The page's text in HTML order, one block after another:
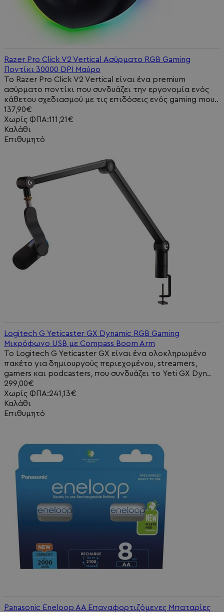
Razer Pro Click V2 Vertical Ασύρματο RGB Gaming
Ποντίκι 30000 DPI Μαύρο
Το Razer Pro Click V2 Vertical είναι ένα premium
ασύρματο ποντίκι που συνδυάζει την εργονομία ενός
κάθετου σχεδιασμού με τις επιδόσεις ενός gaming mou..
137,90€
Χωρίς ΦΠΑ:111,21€
Καλάθι
Επιθυμητό
Logitech G Yeticaster GX Dynamic RGB Gaming
Μικρόφωνο USB με Compass Boom Arm
Το Logitech G Yeticaster GX είναι ένα ολοκληρωμένο
πακέτο για δημιουργούς περιεχομένου, streamers,
gamers και podcasters, που συνδυάζει το Yeti GX Dyn..
299,00€
Χωρίς ΦΠΑ:241,13€
Καλάθι
Επιθυμητό
Panasonic Eneloop AA Επαναφορτιζόμενες Μπαταρίες